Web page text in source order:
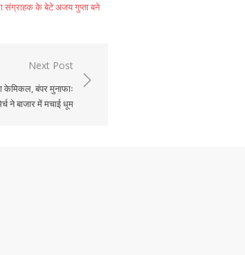
संग्राहक के बेटे अजय गुप्ता बने
Next Post
केमिकल, बंपर मुनाफाः
ने बाजार में मचाई धूम